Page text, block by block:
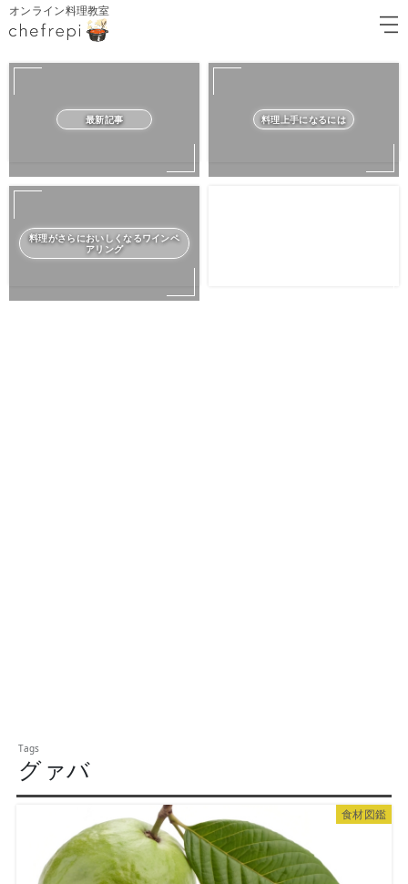
オンライン料理教室
最新記事 料理上手になるには
料理がさらにおいしくなるワインペ
アリング
グァバ
食材図鑑